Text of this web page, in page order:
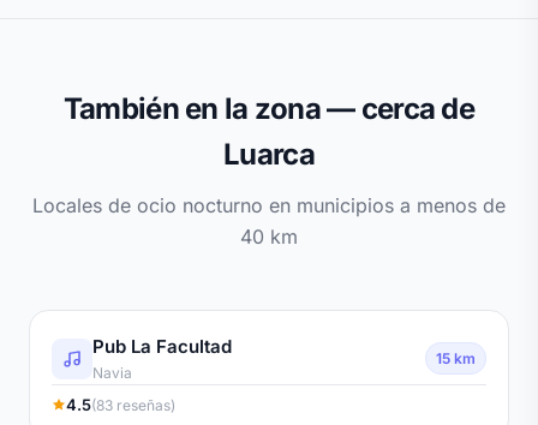
También en la zona — cerca de
Luarca
Locales de ocio nocturno en municipios a menos de
40 km
Pub La Facultad
Navia
15 km
4.5(83 reseñas)